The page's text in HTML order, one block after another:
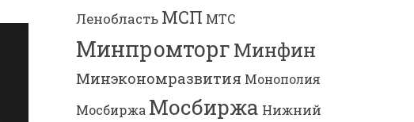
Ленобласть МСП МТС
МинпромторгМинфин
Минэкономразвития Монополия
Мосбиржа Мосбиржа Нижний